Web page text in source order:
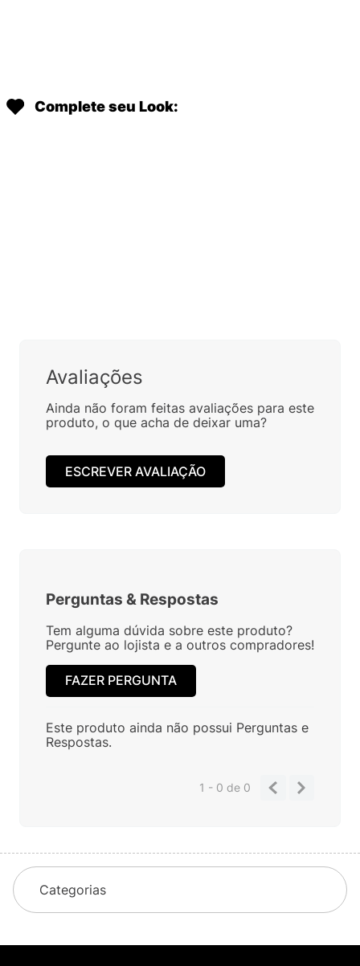
Complete seu Look:
Avaliações
Ainda não foram feitas avaliações para este
produto, o que acha de deixar uma?
ESCREVER AVALIAÇÃO
Perguntas & Respostas
Tem alguma dúvida sobre este produto?
Pergunte ao lojista e a outros compradores!
FAZER PERGUNTA
Este produto ainda não possui Perguntas e
Respostas.
1 - 0de 0
Categorias